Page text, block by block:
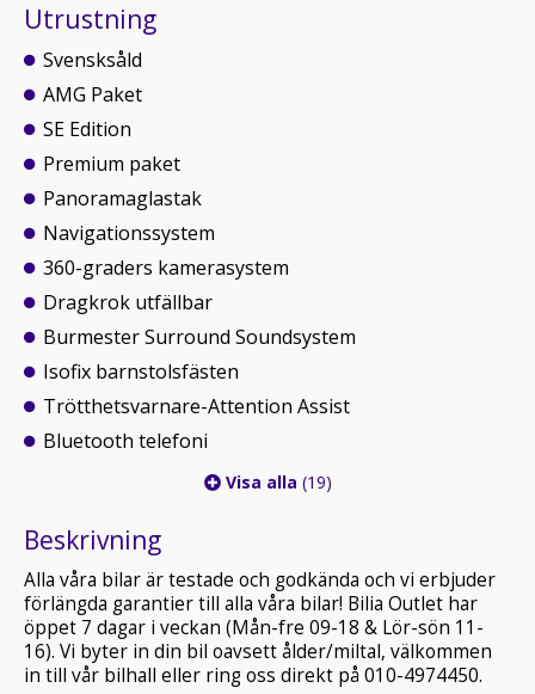
Utrustning
Svensksåld
AMG Paket
SE Edition
Premium paket
Panoramaglastak
Navigationssystem
360-graders kamerasystem
Dragkrok utfällbar
Burmester Surround Soundsystem
Isofix barnstolsfästen
Trötthetsvarnare-Attention Assist
Bluetooth telefoni
Visa alla (19)
Beskrivning
Alla våra bilar är testade och godkända och vi erbjuder
förlängda garantier till alla våra bilar! Bilia Outlet har
öppet 7 dagar i veckan (Mån-fre 09-18 & Lör-sön 11-
16). Vi byter in din bil oavsett ålder/miltal, välkommen
in till vår bilhall eller ring oss direkt på 010-4974450.